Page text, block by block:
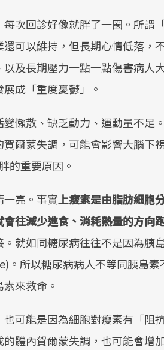
次回診好像就胖了一圈。所謂
可以維持，但長期心情低落，
及長期壓力一點一點傷害病人
成「重度憂鬱」。
懶散、缺乏動力、運動量不足
爾蒙失調，可能會影響大腦下
的重要原因。
一亮。事實上瘦素是由脂肪細胞
往減少進食、消耗熱量的方向
就如同糖尿病往往不是因為胰
。所以糖尿病病人不等同胰島
來救命。
可能是因為細胞對瘦素有「阻
體內賀爾蒙失調，也可能會增
照3.0」的推進，「
關注的核心議題。
療院所的服務，更
狀況、啟動健康管
改善行動。